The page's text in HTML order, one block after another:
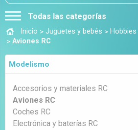
Todas las categorías
Inicio > Juguetes y bebés > Hobbies
> Aviones RC
Modelismo
Accesorios y materiales RC
Aviones RC
Coches RC
Electrónica y baterías RC